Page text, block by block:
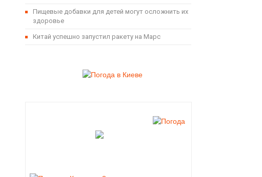
Пищевые добавки для детей могут осложнить их
здоровье
Китай успешно запустил ракету на Марс